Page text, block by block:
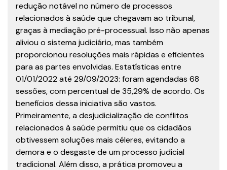
redução notável no número de processos
relacionados à saúde que chegavam ao tribunal,
graças à mediação pré-processual. Isso não apenas
aliviou o sistema judiciário, mas também
proporcionou resoluções mais rápidas e eficientes
para as partes envolvidas. Estatísticas entre
01/01/2022 até 29/09/2023: foram agendadas 68
sessões, com percentual de 35,29% de acordo. Os
benefícios dessa iniciativa são vastos.
Primeiramente, a desjudicialização de conflitos
relacionados à saúde permitiu que os cidadãos
obtivessem soluções mais céleres, evitando a
demora e o desgaste de um processo judicial
tradicional. Além disso, a prática promoveu a